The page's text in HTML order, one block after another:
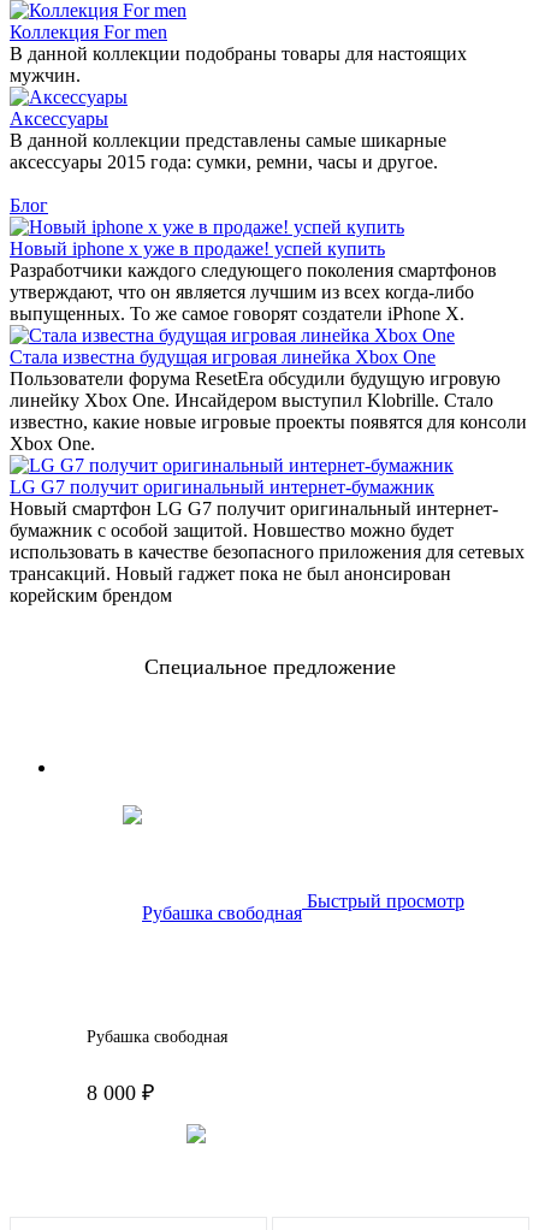
Коллекция For men
В данной коллекции подобраны товары для настоящих
мужчин.
Аксессуары
В данной коллекции представлены самые шикарные
аксессуары 2015 года: сумки, ремни, часы и другое.
Блог
Новый iphone x уже в продаже! успей купить
Разработчики каждого следующего поколения смартфонов
утверждают, что он является лучшим из всех когда-либо
выпущенных. То же самое говорят создатели iPhone X.
Стала известна будущая игровая линейка Xbox One
Пользователи форума ResetEra обсудили будущую игровую
линейку Xbox One. Инсайдером выступил Klobrille. Стало
известно, какие новые игровые проекты появятся для консоли
Xbox One.
LG G7 получит оригинальный интернет-бумажник
Новый смартфон LG G7 получит оригинальный интернет-
бумажник с особой защитой. Новшество можно будет
использовать в качестве безопасного приложения для сетевых
трансакций. Новый гаджет пока не был анонсирован
корейским брендом
Специальное предложение
Быстрый просмотр
Рубашка свободная
8 000 ₽